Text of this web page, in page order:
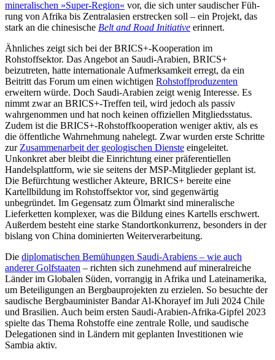
mineralischen »Super-Region« vor, die sich unter saudischer Füh­
rung von Afrika bis Zentralasien erstrecken soll – ein Pro­jekt, das
stark an die chine­sische Belt and Road Initiative erinnert.
Ähnliches zeigt sich bei der BRICS+-Ko­operation im
Rohstoffsektor. Das Angebot an Saudi-Arabien, BRICS+
beizutreten, hatte internationale Aufmerksamkeit erregt, da ein
Beitritt das Forum um einen wichtigen Rohstoffproduzenten
erweitern würde. Doch Saudi-Arabien zeigt wenig Interesse. Es
nimmt zwar an BRICS+-Treffen teil, wird jedoch als passiv
wahrgenommen und hat noch keinen offiziellen Mitgliedsstatus.
Zudem ist die BRICS+-Rohstoffkooperation weniger aktiv, als es
die öffentliche Wahr­nehmung nahelegt. Zwar wurden erste Schritte
zur Zusammen­arbeit der geologischen Dienste eingeleitet.
Unkonkret aber bleibt die Ein­richtung einer präferentiellen
Handelsplattform, wie sie seitens der MSP-Mitglieder geplant ist.
Die Befürch­tung west­licher Akteure, BRICS+ bereite eine
Kartellbildung im Rohstoffsektor vor, sind gegenwärtig
unbegründet. Im Gegensatz zum Ölmarkt sind mineralische
Lieferketten komplexer, was die Bildung eines Kartells erschwert.
Außerdem besteht eine starke Standortkonkurrenz, besonders in der
bis­lang von China domi­nierten Weiterverarbeitung.
Die diplomatischen Bemühungen Saudi-Arabiens – wie auch
anderer Golfstaaten – richten sich zunehmend auf mineral­­reiche
Länder im Globalen Süden, vorrangig in Afrika und Lateinamerika,
um Beteiligungen an Bergbauprojekten zu erzielen. So besuchte der
saudi­sche Bergbauminister Bandar Al-Khorayef im Juli 2024 Chile
und Brasilien. Auch beim ersten Saudi-Arabien-Afrika-Gipfel 2023
spielte das Thema Roh­stoffe eine zentrale Rolle, und saudische
Delegationen sind in Ländern mit geplanten Investitionen wie
Sambia aktiv.